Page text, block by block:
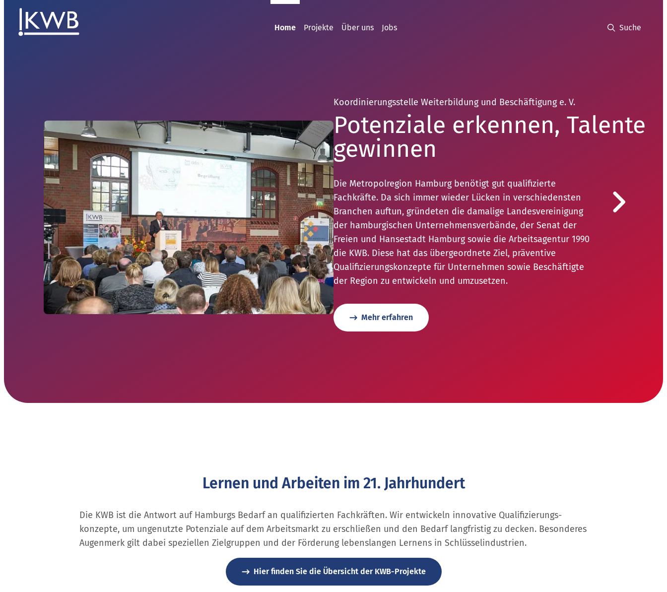
Home Projekte Über uns Jobs Suche
Die
Führungskräfteschmiede
AmDonnerstag, dem 3. September 2026,
startet die
diesjährige Herbststaffel der Führungskräfteschmiede.
Hamburger (Nachwuchs-)Führungskräfte erwartet wieder
ein modernes Entwicklungsprogramm mit vier
praxisnahen Workshops, intensiver Reflexion und
kollegialem Austausch.
Mehr erfahren
Lernen und Arbeiten im 21. Jahrhundert
Die KWB ist die Antwort auf Hamburgs Bedarf an qualifizierten Fachkräften. Wir entwickeln innovative Qualifizierungs­
konzepte, um ungenutzte Potenziale auf dem Arbeitsmarkt zu erschließen und den Bedarf langfristig zu decken. Besonderes
Augenmerk gilt dabei speziellen Zielgruppen und der Förderung lebenslangen Lernens in Schlüsselindustrien.
Hier finden Sie die Übersicht der KWB-Projekte